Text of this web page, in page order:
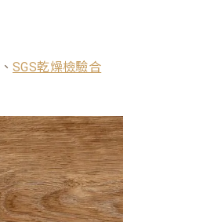
、SGS乾燥檢驗合